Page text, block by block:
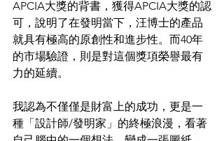
APCIA大獎的背書，獲得APCIA大獎的認
可，說明了在發明當下，汪博士的產品
就具有極高的原創性和進步性。而40年
的市場驗證，則是對這個獎項榮譽最有
力的延續。
我認為不僅僅是財富上的成功，更是一
種「設計師/發明家」的終極浪漫，看著